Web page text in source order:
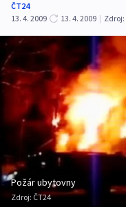
ČT24
13. 4. 2009
13. 4. 2009 | Zdroj:
Požár ubytovny
Zdroj: ČT24